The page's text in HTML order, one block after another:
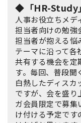
◆「HR-Study
人事お役立ちメ
担当者向けの勉強
担当者が抱える悩
テーマに沿って各
共有する機会を定
す。毎回、普段聞
白熱したディス
ですが、会を盛り
ガ会員限定で募集
け付ける予定です